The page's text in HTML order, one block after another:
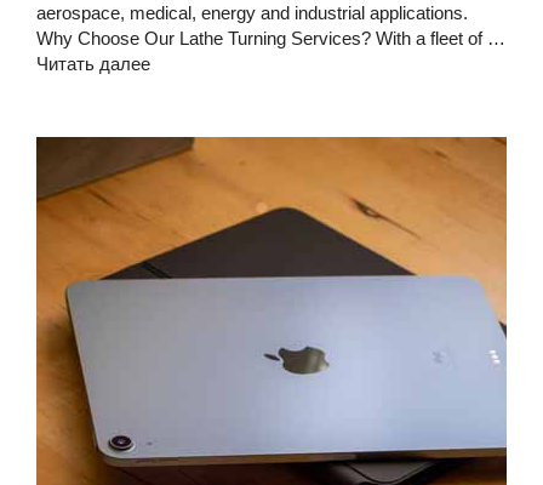
aerospace, medical, energy and industrial applications.
Why Choose Our Lathe Turning Services? With a fleet of …
Читать далее